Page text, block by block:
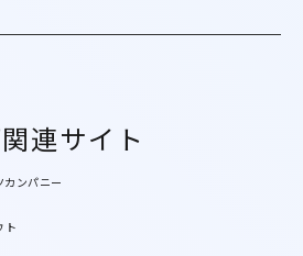
連サイト
ンパニー
ト